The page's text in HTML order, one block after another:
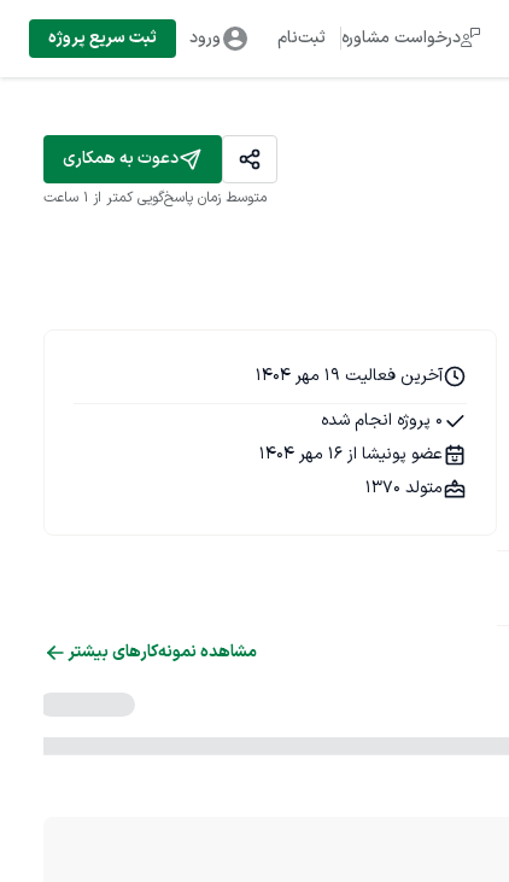
درخواست مشاوره ثبت‌نام ورود ثبت سریع پروژه
دعوت به همکاری
متوسط زمان پاسخ‌گویی کمتر از 1 ساعت
آخرین فعالیت 19 مهر 1404
0 پروژه انجام شده
عضو پونیشا از 16 مهر 1404
متولد 1370
مشاهده نمونه‌کارهای بیشتر